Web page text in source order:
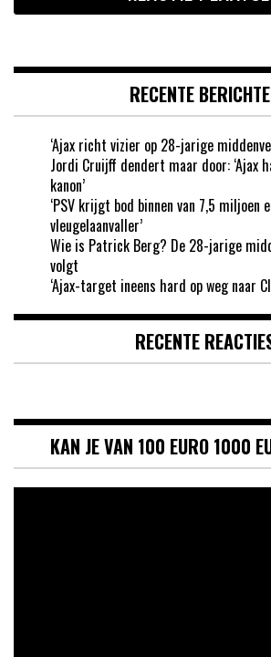
RECENTE
‘Ajax richt vizier op 28-jarige
Jordi Cruijff dendert maar door: ‘Ajax
kanon’
‘PSV krijgt bod binnen van 7,5 miljoen
vleugelaanvaller’
Wie is Patrick Berg? De 28-jarige
volgt
‘Ajax-target ineens hard op weg naar
RECENTE
KAN JE VAN 100 EURO 1000